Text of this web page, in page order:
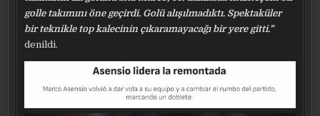
golle takımını öne geçirdi. Golü alışılmadıktı. Spektaküler
bir teknikle top kalecinin çıkaramayacağı bir yere gitti.”
denildi.